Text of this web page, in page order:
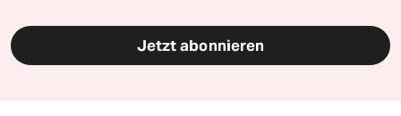
Jetzt abonnieren